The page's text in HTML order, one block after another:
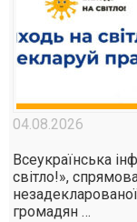
04.08.2026
Всеукраїнська
світло!»,
громадян …